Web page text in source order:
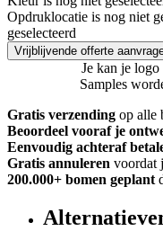
Opdruklocatie is nog niet
geselecteerd
Vrijblijvende offerte
Je kan je
Samples
Gratis verzending op alle
Beoordeel vooraf je
Eenvoudig achteraf
Gratis annuleren voordat
200.000+ bomen geplant